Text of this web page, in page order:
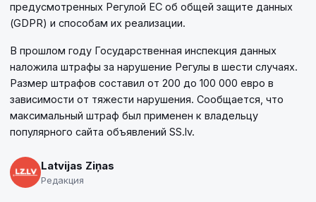
предусмотренных Регулой ЕС об общей защите данных
(GDPR) и способам их реализации.
В прошлом году Государственная инспекция данных
наложила штрафы за нарушение Регулы в шести случаях.
Размер штрафов составил от 200 до 100 000 евро в
зависимости от тяжести нарушения. Сообщается, что
максимальный штраф был применен к владельцу
популярного сайта объявлений SS.lv.
Latvijas Ziņas
Редакция